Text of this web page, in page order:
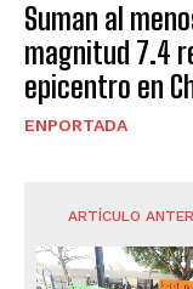
Suman al
magnitud 7.4
epicentro en
ENPORTADA
ARTÍCULO